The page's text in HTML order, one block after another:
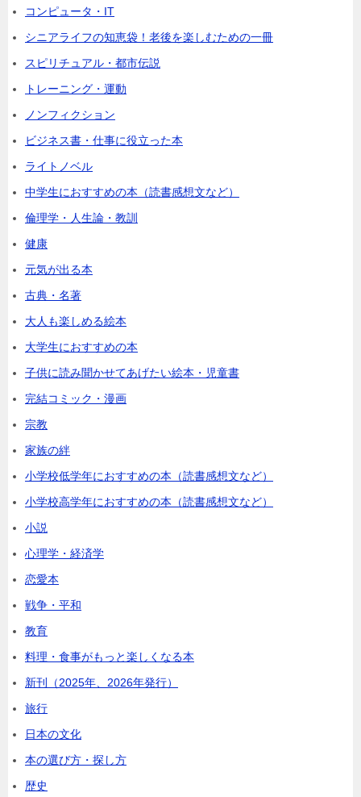
コンピュータ・IT
シニアライフの知恵袋！老後を楽しむための一冊
スピリチュアル・都市伝説
トレーニング・運動
ノンフィクション
ビジネス書・仕事に役立った本
ライトノベル
中学生におすすめの本（読書感想文など）
倫理学・人生論・教訓
健康
元気が出る本
古典・名著
大人も楽しめる絵本
大学生におすすめの本
子供に読み聞かせてあげたい絵本・児童書
完結コミック・漫画
宗教
家族の絆
小学校低学年におすすめの本（読書感想文など）
小学校高学年におすすめの本（読書感想文など）
小説
心理学・経済学
恋愛本
戦争・平和
教育
料理・食事がもっと楽しくなる本
新刊（2025年、2026年発行）
旅行
日本の文化
本の選び方・探し方
歴史